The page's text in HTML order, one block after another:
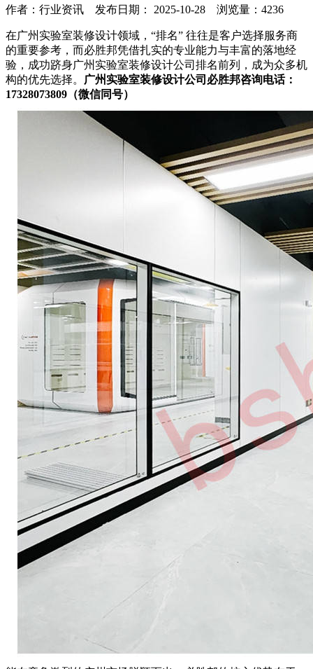
作者：行业资讯 发布日期： 2025-10-28 浏览量： 4236
在广州实验室装修设计领域，“排名” 往往是客户选择服务商
的重要参考，而必胜邦凭借扎实的专业能力与丰富的落地经
验，成功跻身广州实验室装修设计公司排名前列，成为众多机
构的优先选择。
广州实验室装修设计公司必胜邦咨询电话：
17328073809（微信同号）